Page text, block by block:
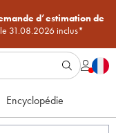
d’estimation de
31.08.2026 inclus*
Encyclopédie